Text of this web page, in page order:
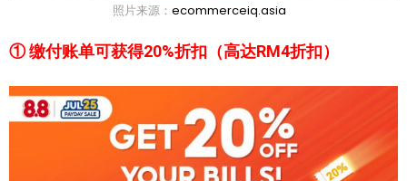
照片来源： ecommerceiq.asia
① 缴付账单可获得20%折扣（高达RM4折扣）